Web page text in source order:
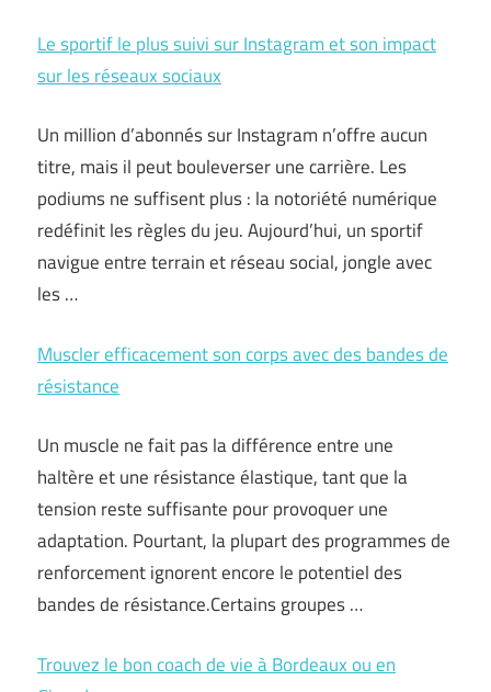
Le sportif le plus suivi sur Instagram et son impact
sur les réseaux sociaux
Un million d’abonnés sur Instagram n’offre aucun
titre, mais il peut bouleverser une carrière. Les
podiums ne suffisent plus : la notoriété numérique
redéfinit les règles du jeu. Aujourd’hui, un sportif
navigue entre terrain et réseau social, jongle avec
les …
Muscler efficacement son corps avec des bandes de
résistance
Un muscle ne fait pas la différence entre une
haltère et une résistance élastique, tant que la
tension reste suffisante pour provoquer une
adaptation. Pourtant, la plupart des programmes de
renforcement ignorent encore le potentiel des
bandes de résistance.Certains groupes …
Trouvez le bon coach de vie à Bordeaux ou en